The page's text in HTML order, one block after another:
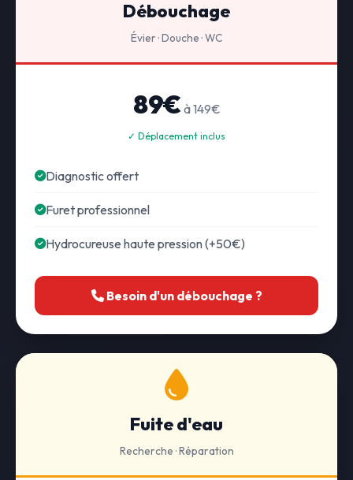
Débouchage
Évier · Douche · WC
89€ à 149€
✓ Déplacement inclus
Diagnostic offert
Furet professionnel
Hydrocureuse haute pression (+50€)
Besoin d'un débouchage ?
Fuite d'eau
Recherche · Réparation